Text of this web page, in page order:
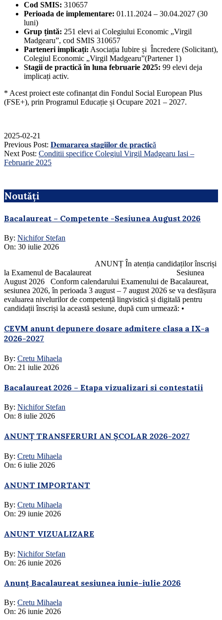
Cod SMIS: 310657
Perioada de implementare: 01.11.2024 – 30.04.2027 (30
luni)
Grup țintă: 251 elevi ai Colegiului Economic „Virgil
Madgearu”, cod SMIS 310657
Parteneri implicați: Asociația Iubire și Încredere (Solicitant),
Colegiul Economic „Virgil Madgearu”(Partener 1)
Stagii de practică în luna februarie 2025: 99 elevi deja
implicați activ.
* Acest proiect este cofinanțat din Fondul Social European Plus
(FSE+), prin Programul Educație și Ocupare 2021 – 2027.
2025-02-21
Previous Post: 𝐃𝐞𝐦𝐚𝐫𝐚𝐫𝐞𝐚 𝐬𝐭𝐚𝐠𝐢𝐢𝐥𝐨𝐫 𝐝𝐞 𝐩𝐫𝐚𝐜𝐭𝐢𝐜ă
Next Post: Conditii specifice Colegiul Virgil Madgearu Iasi –
Februarie 2025
Noutăți
Bacalaureat – Competente -Sesiunea August 2026
By: Nichifor Stefan
On: 30 iulie 2026
ANUNȚ În atenția candidaților înscriși
la Examenul de Bacalaureat Sesiunea
August 2026 Conform calendarului Examenului de Bacalaureat,
sesiunea 2026, în perioada 3 august – 7 august 2026 se va desfășura
evaluarea nivelurilor de competență lingvistică și digitală pentru
candidații înscriși la această sesiune, după cum urmează: •
CEVM anunt depunere dosare admitere clasa a IX-a
2026-2027
By: Cretu Mihaela
On: 21 iulie 2026
Bacalaureat 2026 – Etapa vizualizari si contestatii
By: Nichifor Stefan
On: 8 iulie 2026
ANUNȚ TRANSFERURI AN ȘCOLAR 2026-2027
By: Cretu Mihaela
On: 6 iulie 2026
ANUNT IMPORTANT
By: Cretu Mihaela
On: 29 iunie 2026
ANUNT VIZUALIZARE
By: Nichifor Stefan
On: 26 iunie 2026
Anunț Bacalaureat sesiunea iunie-iulie 2026
By: Cretu Mihaela
On: 26 iunie 2026